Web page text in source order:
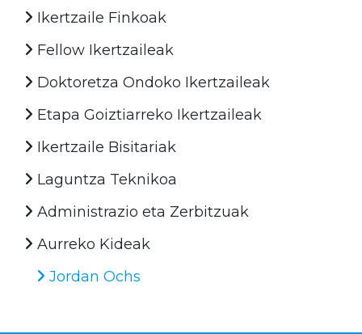
Ikertzaile Finkoak
Fellow Ikertzaileak
Doktoretza Ondoko Ikertzaileak
Etapa Goiztiarreko Ikertzaileak
Ikertzaile Bisitariak
Laguntza Teknikoa
Administrazio eta Zerbitzuak
Aurreko Kideak
Jordan Ochs